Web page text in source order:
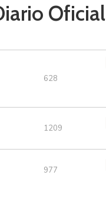
Oficial
628
1209
977